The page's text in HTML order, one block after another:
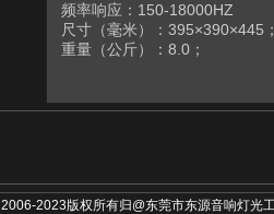
频率响应：150-18000HZ
尺寸（毫米）：395×390×445
重量（公斤）：8.0；
2006-2023版权所有归@东莞市东源音响灯光